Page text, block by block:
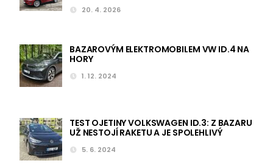
20. 4. 2026
BAZAROVÝM ELEKTROMOBILEM VW ID.4 NA
HORY
1. 12. 2024
TEST OJETINY VOLKSWAGEN ID.3: Z BAZARU
UŽ NESTOJÍ RAKETU A JE SPOLEHLIVÝ
5. 6. 2024